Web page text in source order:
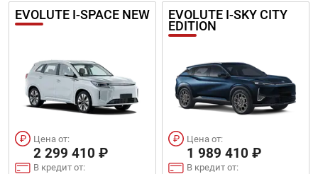
EVOLUTE I-SPACE NEW
Цена от:
2 299 410 ₽
В кредит от:
EVOLUTE I-SKY CITY
EDITION
Цена от:
1 989 410 ₽
В кредит от: